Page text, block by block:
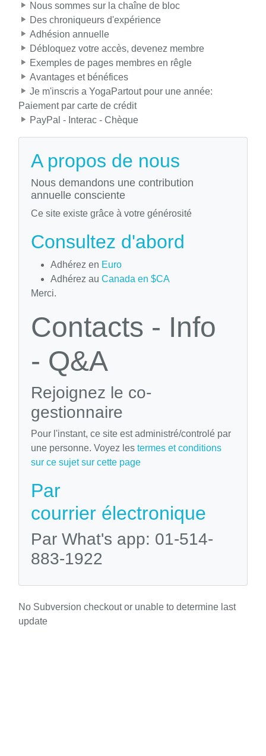
Nous sommes sur la chaîne de bloc
Des chroniqueurs d'expérience
Adhésion annuelle
Débloquez votre accès, devenez membre
Exemples de pages membres en rêgle
Avantages et bénéfices
Je m'inscris a YogaPartout pour une année:
Paiement par carte de crédit
PayPal - Interac - Chèque
A propos de nous
Nous demandons une contribution
annuelle consciente
Ce site existe grâce à votre générosité
Consultez d'abord
Adhérez en Euro
Adhérez au Canada en $CA
Merci.
Contacts - Info
- Q&A
Rejoignez le co-
gestionnaire
Pour l'instant, ce site est administré/controlé par
une personne. Voyez les termes et conditions
sur ce sujet sur cette page
Par
courrier électronique
Par What's app: 01-514-
883-1922
No Subversion checkout or unable to determine last
update